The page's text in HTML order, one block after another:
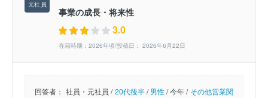
事業の成長・将来性
3.0
在籍時期：2026年頃/投稿日： 2026年6月22日
回答者： 社員・元社員 / 20代後半/男性/今年 / その他営業関